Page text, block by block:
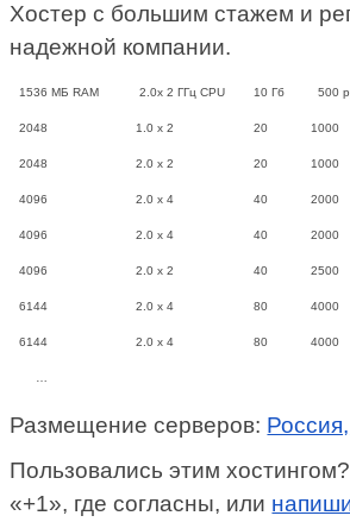
Хостер с большим стажем и
надежной компании.
1536 МБ RAM 2.0x 2 ГГц CPU 10 Гб 500
2048 1.0 x 2 20 1000
2048 2.0 x 2 20 1000
4096 2.0 x 4 40 2000
4096 2.0 x 4 40 2000
4096 2.0 x 2 40 2500
6144 2.0 x 4 80 4000
6144 2.0 x 4 80 4000
…
Размещение серверов:
Пользовались этим
«+1», где согласны, или